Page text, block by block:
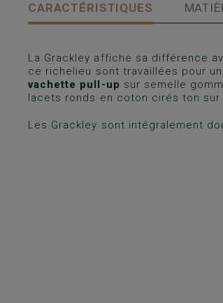
CARACTÉRISTIQUES
La Grackley affiche sa différence
ce richelieu sont travaillées pour
vachette pull-up sur semelle
lacets ronds en coton cirés ton sur
Les Grackley sont intégralement